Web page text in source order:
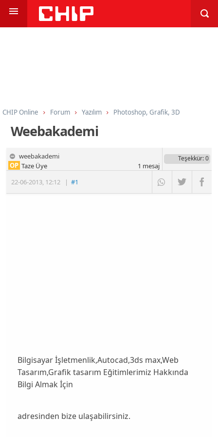
CHIP Online Forum Yazılım Photoshop, Grafik, 3D
Weebakademi
weebakademi
22-06-2013, 12:12 |#1
OP Taze Üye
Teşekkür: 0
1 mesaj
Bilgisayar İşletmenlik,Autocad,3ds max,Web
Tasarım,Grafik tasarım Eğitimlerimiz Hakkında
Bilgi Almak İçin
adresinden bize ulaşabilirsiniz.